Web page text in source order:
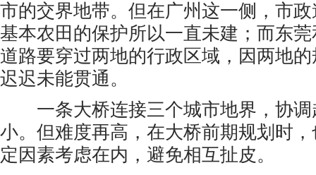
市的交界地带。但在广州这一侧，市
基本农田的保护所以一直未建；而东
道路要穿过两地的行政区域，因两地
迟迟未能贯通。
一条大桥连接三个城市地界，协调
小。但难度再高，在大桥前期规划时
定因素考虑在内，避免相互扯皮。